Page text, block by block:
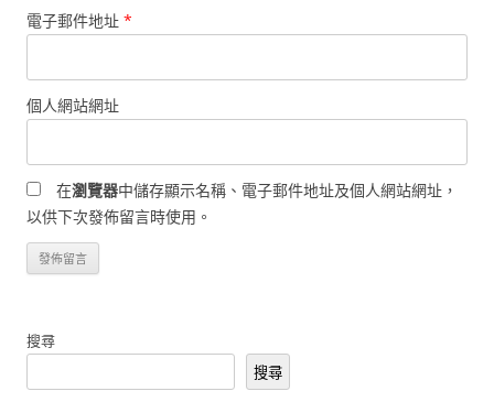
電子郵件地址 *
個人網站網址
在瀏覽器中儲存顯示名稱、電子郵件地址及個人網站網址，
以供下次發佈留言時使用。
搜尋
搜尋